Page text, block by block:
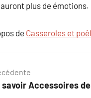
plus de émotions.
de Casseroles et
savoir Accessoires